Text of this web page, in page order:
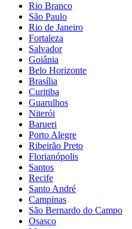
Rio Branco
São Paulo
Rio de Janeiro
Fortaleza
Salvador
Goiânia
Belo Horizonte
Brasília
Curitiba
Guarulhos
Niterói
Barueri
Porto Alegre
Ribeirão Preto
Florianópolis
Santos
Recife
Santo André
Campinas
São Bernardo do Campo
Osasco